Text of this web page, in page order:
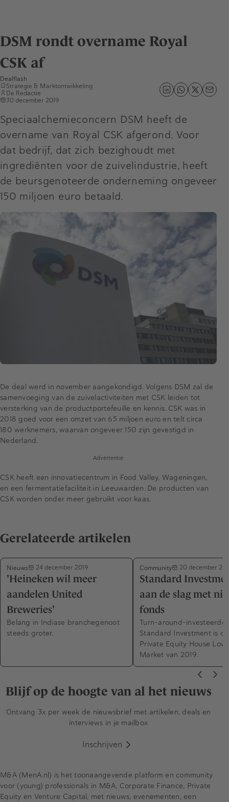
DSM rondt overname Royal
CSK af
Dealflash
Strategie & Marktontwikkeling
De Redactie
30 december 2019
Speciaalchemieconcern DSM heeft de
overname van Royal CSK afgerond. Voor
dat bedrijf, dat zich bezighoudt met
ingrediënten voor de zuivelindustrie, heeft
de beursgenoteerde onderneming ongeveer
150 miljoen euro betaald.
De deal werd in november aangekondigd. Volgens DSM zal de
samenvoeging van de zuivelactiviteiten met CSK leiden tot
versterking van de productportefeuille en kennis. CSK was in
2018 goed voor een omzet van 65 miljoen euro en telt circa
180 werknemers, waarvan ongeveer 150 zijn gevestigd in
Nederland.
Advertentie
CSK heeft een innovatiecentrum in Food Valley, Wageningen,
en een fermentatiefaciliteit in Leeuwarden. De producten van
CSK worden onder meer gebruikt voor kaas.
Gerelateerde artikelen
Nieuws 24 december 2019
'Heineken wil meer
aandelen United
Breweries'
Belang in Indiase branchegenoot
steeds groter.
Community 20 december
Standard
aan de slag met
fonds
Turn-around-investeerder
Standard Investment is
Private Equity House
Market van 2019.
Blijf op de hoogte van al het nieuws
Ontvang 3x per week de nieuwsbrief met artikelen, deals en
interviews in je mailbox
Inschrijven
M&A (MenA.nl) is het toonaangevende platform en community
voor (young) professionals in M&A, Corporate Finance, Private
Equity en Venture Capital, met nieuws, evenementen, een